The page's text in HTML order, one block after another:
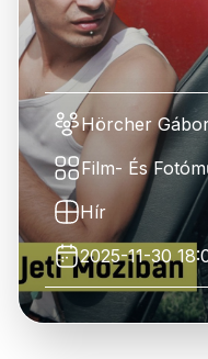
Hörcher
Film- És
Hír
2025-11-30